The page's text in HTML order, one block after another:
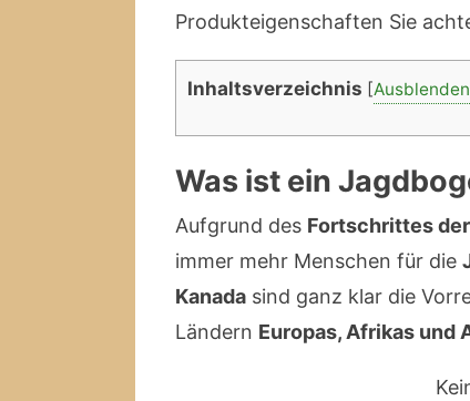
Produkteigenschaften Sie
Inhaltsverzeichnis [Ausblenden
Was ist ein
Aufgrund des Fortschrittes
immer mehr Menschen für die
Kanada sind ganz klar die
Ländern Europas, Afrikas und